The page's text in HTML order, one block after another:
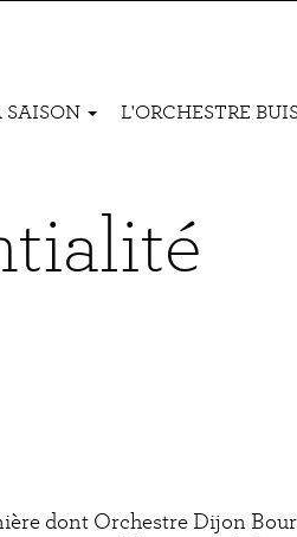
SAISON L'ORCHESTRE
dont Orchestre Dijon